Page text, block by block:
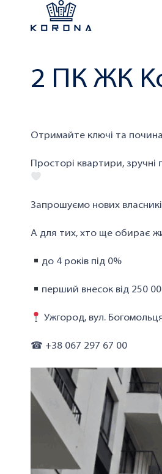
2 ПК ЖК
Отримайте ключі та
Просторі квартири,
Запрошуємо нових
А для тих, хто ще обирає
до 4 років під 0%
перший внесок від 250
Ужгород, вул.
☎ +38 067 297 67 00